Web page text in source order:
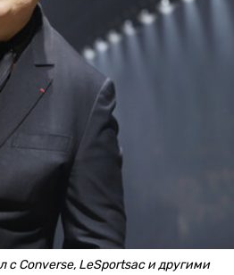
с Converse, LeSportsac и другими